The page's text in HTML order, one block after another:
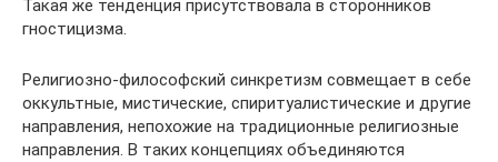
Такая же тенденция присутствовала в сторонников
гностицизма.
Религиозно-философский синкретизм совмещает в себе
оккультные, мистические, спиритуалистические и другие
направления, непохожие на традиционные религиозные
направления. В таких концепциях объединяются